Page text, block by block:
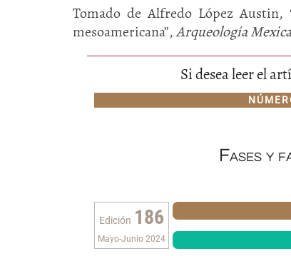
Tomado de Alfredo López
mesoamericana”,Arqueología
Si desea leer el
Fases y
Edición 186
Mayo-Junio 2024